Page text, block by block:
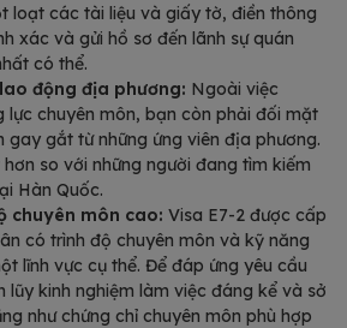
loạt các tài liệu và giấy tờ, điền thông
xác và gửi hồ sơ đến lãnh sự quán
có thể.
động địa phương: Ngoài việc
lực chuyên môn, bạn còn phải đối mặt
gay gắt từ những ứng viên địa phương.
so với những người đang tìm kiếm
Hàn Quốc.
chuyên môn cao: Visa E7-2 được cấp
có trình độ chuyên môn và kỹ năng
lĩnh vực cụ thể. Để đáp ứng yêu cầu
lũy kinh nghiệm làm việc đáng kể và sở
như chứng chỉ chuyên môn phù hợp